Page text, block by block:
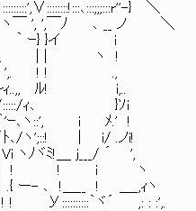
､:::;;;:::r''-} ＼
￣ ', ',￣ﾉ ､ __ ノ ＼
｀ ｰ} }イ i
| | ヽ !
',. ! ! .,
ｨ..,, ﾙ! i,..
ｨ､ }ｿi
::', i ﾒ.' !
';::! | i/ .ノi!
j___/ ´ ',
i ! ! i ヽ
!＿__ ! ＿_,ｨヽ
｀ヾ´ ,: : :',.